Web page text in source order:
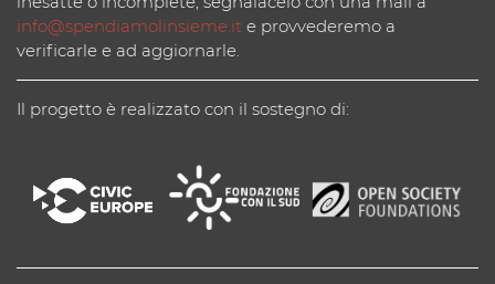
info@spendiamolinsieme.it e provvederemo a
verificarle e ad aggiornarle.
Il progetto è realizzato con il sostegno di: